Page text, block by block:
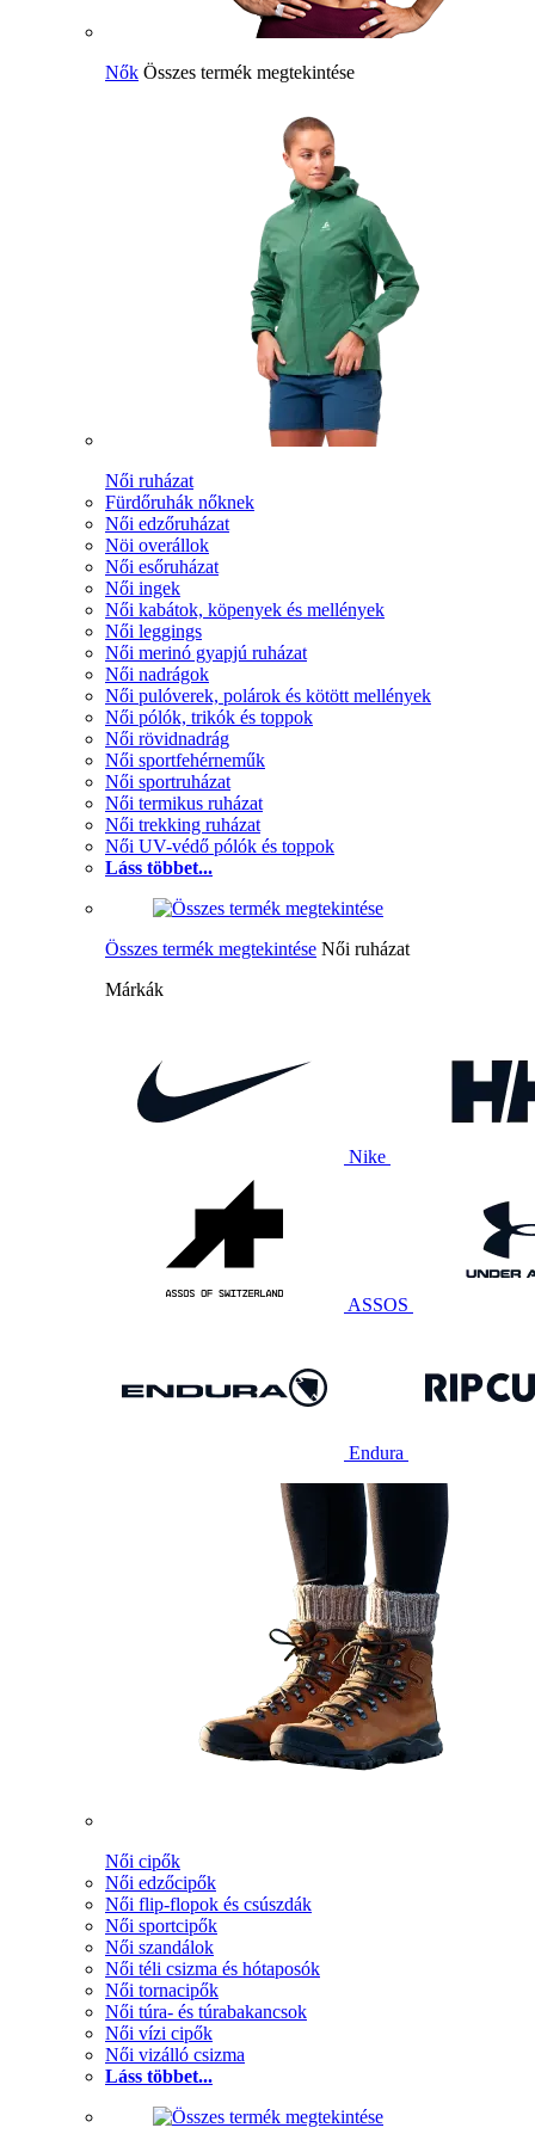
Nők Összes termék megtekintése
Női ruházat
Fürdőruhák nőknek
Női edzőruházat
Nöi overállok
Női esőruházat
Női ingek
Női kabátok, köpenyek és mellények
Női leggings
Női merinó gyapjú ruházat
Női nadrágok
Női pulóverek, polárok és kötött mellények
Női pólók, trikók és toppok
Női rövidnadrág
Női sportfehérneműk
Női sportruházat
Női termikus ruházat
Női trekking ruházat
Női UV-védő pólók és toppok
Láss többet...
Összes termék megtekintése Női ruházat
Márkák
Nike
ASSOS
Endura
Női cipők
Női edzőcipők
Női flip-flopok és csúszdák
Női sportcipők
Női szandálok
Női téli csizma és hótaposók
Női tornacipők
Női túra- és túrabakancsok
Női vízi cipők
Női vizálló csizma
Láss többet...